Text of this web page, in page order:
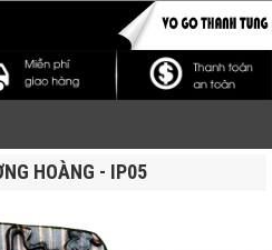
HOÀNG - IP05